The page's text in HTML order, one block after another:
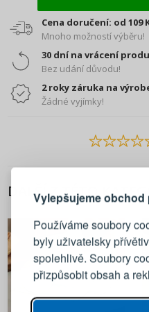
Vylepšujeme obchod
Používáme soubory
byly uživatelsky
spolehlivě. Soubory
přizpůsobit obsah a
Cena doručení: od 109
Mnoho možností výběru!
30 dní na vrácení
Bez udání důvodu!
2 roky záruka na
Žádné vyjímky!
DALŠÍ Z TÉTO
Přihlaste se
Emailová adresa